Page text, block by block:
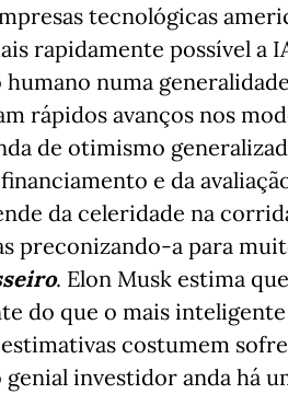
tecnológicas
rapidamente possível a
numa
rápidos avanços nos
de otimismo
e da
da celeridade na
preconizando-a para
. Elon Musk estima
do que o mais inteligente
costumem
investidor anda há